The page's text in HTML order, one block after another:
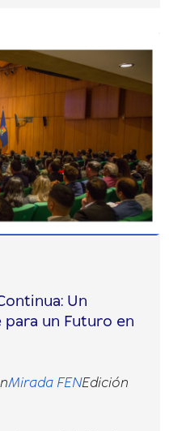
Un
un Futuro en
Mirada FENEdición